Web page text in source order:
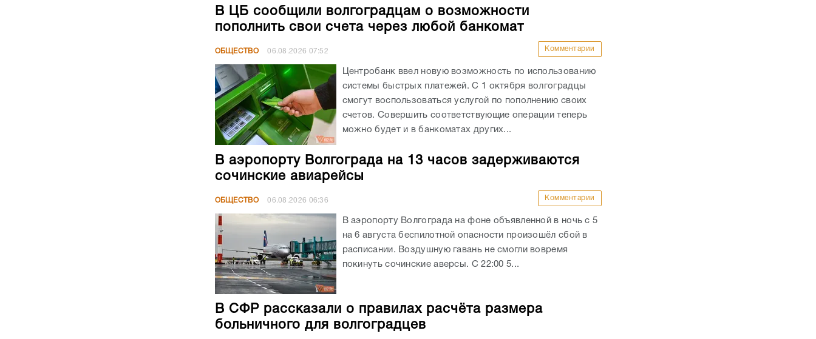
В ЦБ сообщили волгоградцам о возможности
пополнить свои счета через любой банкомат
ОБЩЕСТВО 06.08.2026 07:52 Комментарии
Центробанк ввел новую возможность по использованию
системы быстрых платежей. С 1 октября волгоградцы
смогут воспользоваться услугой по пополнению своих
счетов. Совершить соответствующие операции теперь
можно будет и в банкоматах других...
В аэропорту Волгограда на 13 часов задерживаются
сочинские авиарейсы
ОБЩЕСТВО 06.08.2026 06:36 Комментарии
В аэропорту Волгограда на фоне объявленной в ночь с 5
на 6 августа беспилотной опасности произошёл сбой в
расписании. Воздушную гавань не смогли вовремя
покинуть сочинские аверсы. С 22:00 5...
В СФР рассказали о правилах расчёта размера
больничного для волгоградцев